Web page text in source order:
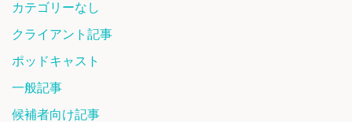
カテゴリーなし
クライアント記事
ポッドキャスト
一般記事
候補者向け記事